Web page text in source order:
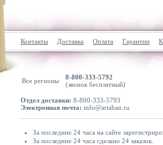
Контакты Доставка Оплата Гарантии
Все регионы
8-800-333-5792
(звонок бесплатный)
Отдел доставки: 8-800-333-5793
Электронная почта: info@artaban.ru
За последние 24 часа на сайте
За последние 24 часа сделано 24 заказов.